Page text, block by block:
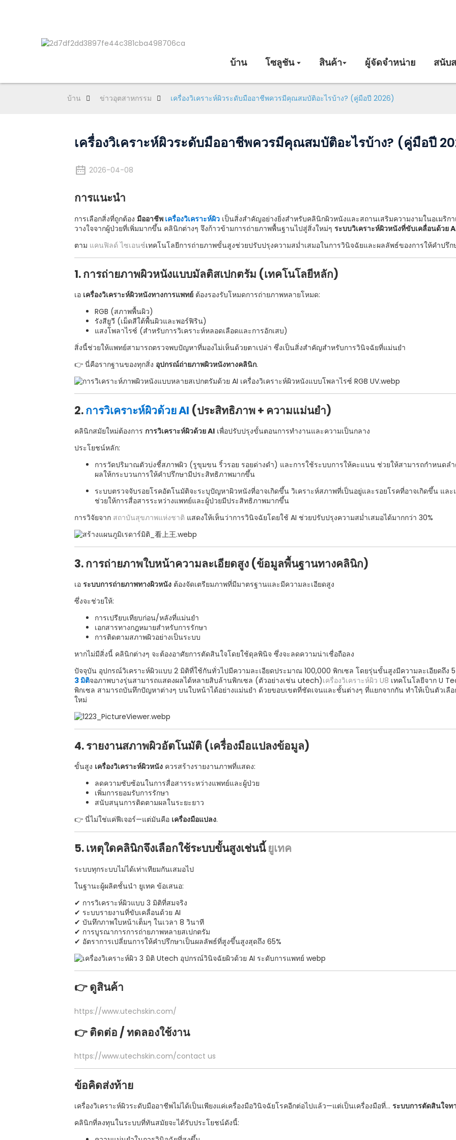
บ้าน โซลูชัน สินค้า ผู้จัดจำหน่าย สนับ
บ้าน ข่าวอุตสาหกรรม เครื่องวิเคราะห์ผิวระดับมืออาชีพควรมีคุณสมบัติอะไรบ้าง? (คู่มือปี 2026)
เครื่องวิเคราะห์ผิวระดับมืออาชีพควรมีคุณสมบัติอะไรบ้าง? (คู่มือปี
2026-04-08
การแนะนำ
การเลือกสิ่งที่ถูกต้อง มืออาชีพ เครื่องวิเคราะห์ผิว เป็นสิ่งสำคัญอย่างยิ่งสำหรับคลินิกผิวหนังและสถานเสริมความงามในอเมริ
วางใจจากผู้ป่วยที่เพิ่มมากขึ้น คลินิกต่างๆ จึงก้าวข้ามการถ่ายภาพพื้นฐานไปสู่สิ่งใหม่ๆ ระบบวิเคราะห์ผิวหนังที่ขับเคลื่อนด้วย
ตาม แคนฟิลด์ ไซเอนซ์เทคโนโลยีการถ่ายภาพขั้นสูงช่วยปรับปรุงความสม่ำเสมอในการวินิจฉัยและผลลัพธ์ของการให้คำปรึ
1. การถ่ายภาพผิวหนังแบบมัลติสเปกตรัม (เทคโนโลยีหลัก)
เอ เครื่องวิเคราะห์ผิวหนังทางการแพทย์ ต้องรองรับโหมดการถ่ายภาพหลายโหมด:
RGB (สภาพพื้นผิว)
รังสียูวี (เม็ดสีใต้พื้นผิวและพอร์ฟิริน)
แสงโพลาไรซ์ (สำหรับการวิเคราะห์หลอดเลือดและการอักเสบ)
สิ่งนี้ช่วยให้แพทย์สามารถตรวจพบปัญหาที่มองไม่เห็นด้วยตาเปล่า ซึ่งเป็นสิ่งสำคัญสำหรับการวินิจฉัยที่แม่นยำ
👉 นี่คือรากฐานของทุกสิ่ง อุปกรณ์ถ่ายภาพผิวหนังทางคลินิก.
2.การวิเคราะห์ผิวด้วย AI (ประสิทธิภาพ + ความแม่นยำ)
คลินิกสมัยใหม่ต้องการ การวิเคราะห์ผิวด้วย AI เพื่อปรับปรุงขั้นตอนการทำงานและความเป็นกลาง
ประโยชน์หลัก:
การวัดปริมาณตัวบ่งชี้สภาพผิว (รูขุมขน ริ้วรอย รอยด่างดำ) และการใช้ระบบการให้คะแนน ช่วยให้สามารถกำหนดล
ผลให้กระบวนการให้คำปรึกษามีประสิทธิภาพมากขึ้น
ระบบตรวจจับรอยโรคอัตโนมัติจะระบุปัญหาผิวหนังที่อาจเกิดขึ้น วิเคราะห์สภาพที่เป็นอยู่และรอยโรคที่อาจเกิดขึ้น แล
ช่วยให้การสื่อสารระหว่างแพทย์และผู้ป่วยมีประสิทธิภาพมากขึ้น
การวิจัยจาก สถาบันสุขภาพแห่งชาติ แสดงให้เห็นว่าการวินิจฉัยโดยใช้ AI ช่วยปรับปรุงความสม่ำเสมอได้มากกว่า 30%
3. การถ่ายภาพใบหน้าความละเอียดสูง (ข้อมูลพื้นฐานทางคลินิก)
เอ ระบบการถ่ายภาพทางผิวหนัง ต้องจัดเตรียมภาพที่มีมาตรฐานและมีความละเอียดสูง
ซึ่งจะช่วยให้:
การเปรียบเทียบก่อน/หลังที่แม่นยำ
เอกสารทางกฎหมายสำหรับการรักษา
การติดตามสภาพผิวอย่างเป็นระบบ
หากไม่มีสิ่งนี้ คลินิกต่างๆ จะต้องอาศัยการตัดสินใจโดยใช้ดุลพินิจ ซึ่งจะลดความน่าเชื่อถือลง
ปัจจุบัน อุปกรณ์วิเคราะห์ผิวแบบ 2 มิติที่ใช้กันทั่วไปมีความละเอียดประมาณ 100,000 พิกเซล โดยรุ่นขั้นสูงมีความละเอียดถึง
3 มิติจอภาพบางรุ่นสามารถแสดงผลได้หลายสิบล้านพิกเซล (ตัวอย่างเช่น utech)เครื่องวิเคราะห์ผิว U8 เทคโนโลยีจาก U
พิกเซล สามารถบันทึกปัญหาต่างๆ บนใบหน้าได้อย่างแม่นยำ ด้วยขอบเขตที่ชัดเจนและชั้นต่างๆ ที่แยกจากกัน ทำให้เป็นตัวเลื
ใหม่
4. รายงานสภาพผิวอัตโนมัติ (เครื่องมือแปลงข้อมูล)
ขั้นสูง เครื่องวิเคราะห์ผิวหนัง ควรสร้างรายงานภาพที่แสดง:
ลดความซับซ้อนในการสื่อสารระหว่างแพทย์และผู้ป่วย
เพิ่มการยอมรับการรักษา
สนับสนุนการติดตามผลในระยะยาว
👉 นี่ไม่ใช่แค่ฟีเจอร์—แต่มันคือ เครื่องมือแปลง.
5. เหตุใดคลินิกจึงเลือกใช้ระบบขั้นสูงเช่นนี้ยูเทค
ระบบทุกระบบไม่ได้เท่าเทียมกันเสมอไป
ในฐานะผู้ผลิตชั้นนำ ยูเทค ข้อเสนอ:
✔ การวิเคราะห์ผิวแบบ 3 มิติที่สมจริง
✔ ระบบรายงานที่ขับเคลื่อนด้วย AI
✔ บันทึกภาพใบหน้าเต็มๆ ในเวลา 8 วินาที
✔ การบูรณาการการถ่ายภาพหลายสเปกตรัม
✔ อัตราการเปลี่ยนการให้คำปรึกษาเป็นผลลัพธ์ที่สูงขึ้นสูงสุดถึง 65%
👉 ดูสินค้า
https://www.utechskin.com/
👉 ติดต่อ / ทดลองใช้งาน
https://www.utechskin.com/contact us
ข้อคิดส่งท้าย
เครื่องวิเคราะห์ผิวระดับมืออาชีพไม่ได้เป็นเพียงแค่เครื่องมือวินิจฉัยโรคอีกต่อไปแล้ว—แต่เป็นเครื่องมือที่... ระบบการตัดสินใจท
คลินิกที่ลงทุนในระบบที่ทันสมัยจะได้รับประโยชน์ดังนี้: